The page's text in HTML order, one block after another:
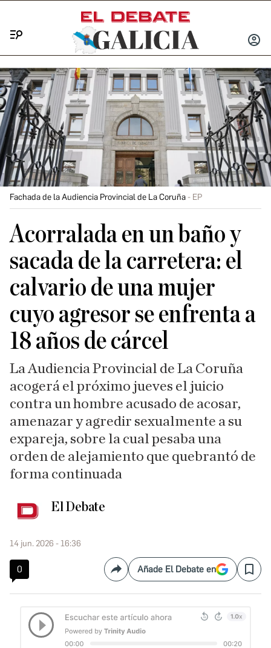
INICIAR
Fachada de la Audiencia Provincial de La Coruña EP
Acorralada en un baño y
sacada de la carretera: el
calvario de una mujer
cuyo agresor se enfrenta a
18 años de cárcel
La Audiencia Provincial de La Coruña
acogerá el próximo jueves el juicio
contra un hombre acusado de acosar,
amenazar y agredir sexualmente a su
expareja, sobre la cual pesaba una
orden de alejamiento que quebrantó de
forma continuada
El Debate
14 jun. 2026 - 16:36
0 CompartirAñade El Debate en Save